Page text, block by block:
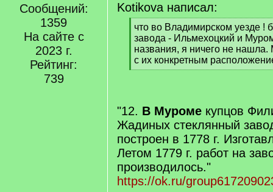
Сообщений:
1359
На сайте с
2023 г.
Рейтинг:
739
Kotikova написал:
[
q
]
что во Владимирском уезде !
завода - Ильмехоцкий и
названия, я ничего не нашла.
с их конкретным
[
"12. В Муроме купцов
Жадиных стеклянный
построен в 1778 г.
Летом 1779 г. работ на
производилось."
https://ok.ru/